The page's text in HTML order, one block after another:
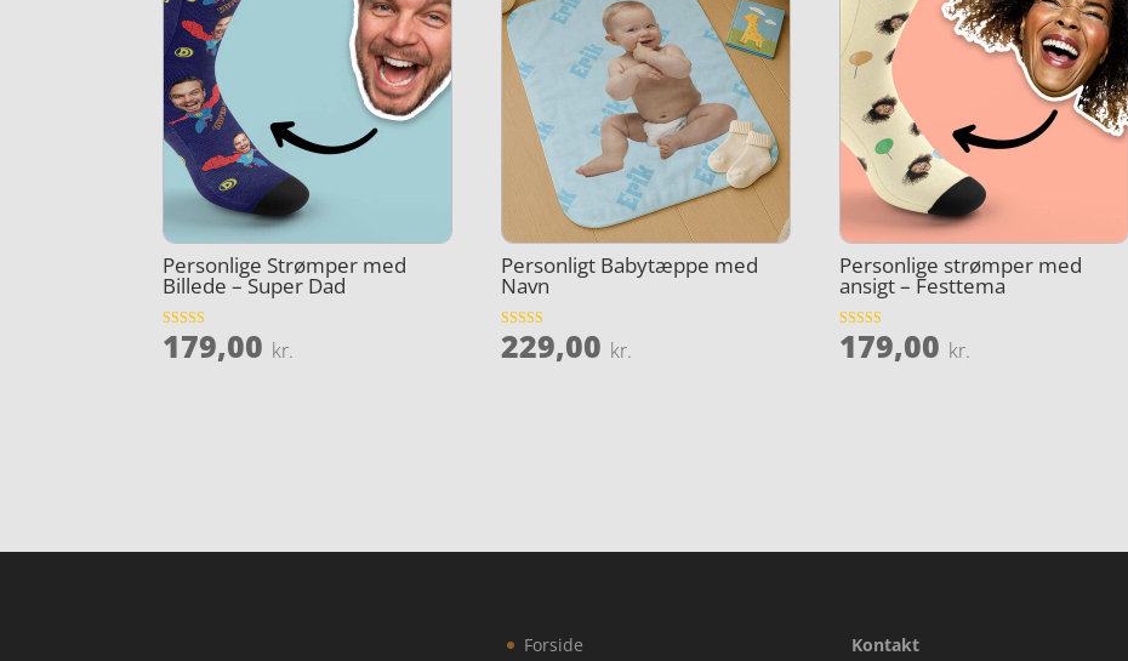
Personlige Strømper med
Billede – Super Dad
Vurderet
5
179,00 kr.
Personligt Babytæppe med
Navn
Vurderet
3.9
229,00 kr.
Personlige strømper med
ansigt – Festtema
Vurderet
4
179,00 kr.
Forside
Kontakt